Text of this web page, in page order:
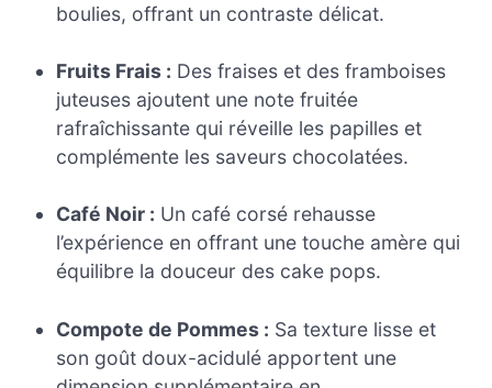
boulies, offrant un contraste délicat.
Fruits Frais : Des fraises et des framboises
juteuses ajoutent une note fruitée
rafraîchissante qui réveille les papilles et
complémente les saveurs chocolatées.
Café Noir : Un café corsé rehausse
l’expérience en offrant une touche amère qui
équilibre la douceur des cake pops.
Compote de Pommes : Sa texture lisse et
son goût doux-acidulé apportent une